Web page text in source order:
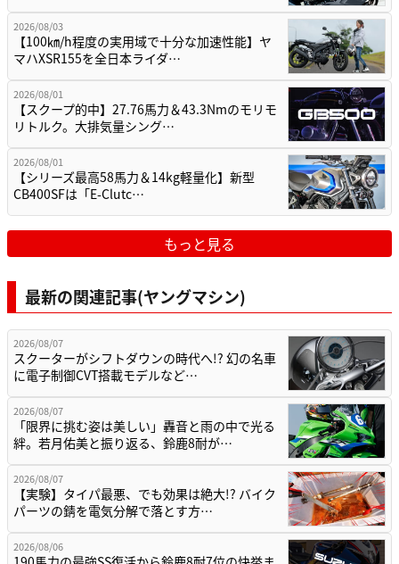
2026/08/03
【100㎞/h程度の実用域で十分な加速性能】ヤ
マハXSR155を全日本ライダ…
2026/08/01
【スクープ的中】27.76馬力＆43.3Nmのモリモ
リトルク。大排気量シング…
2026/08/01
【シリーズ最高58馬力＆14kg軽量化】新型
CB400SFは「E-Clutc…
もっと見る
最新の関連記事(ヤングマシン)
2026/08/07
スクーターがシフトダウンの時代へ!? 幻の名車
に電子制御CVT搭載モデルなど…
2026/08/07
「限界に挑む姿は美しい」轟音と雨の中で光る
絆。若月佑美と振り返る、鈴鹿8耐が…
2026/08/07
【実験】タイパ最悪、でも効果は絶大!? バイク
パーツの錆を電気分解で落とす方…
2026/08/06